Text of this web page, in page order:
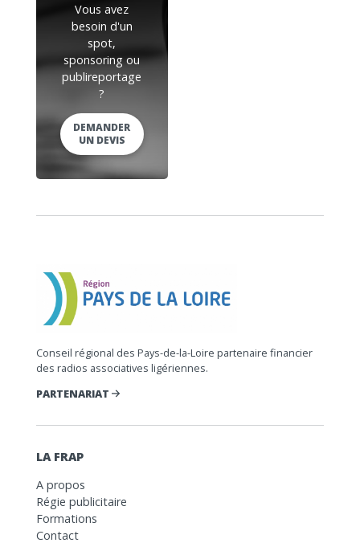
Vous avez
besoin d'un
spot,
sponsoring ou
publireportage
?
DEMANDER
UN DEVIS
Conseil régional des Pays-de-la-Loire partenaire financier
des radios associatives ligériennes.
PARTENARIAT
LA FRAP
A propos
Régie publicitaire
Formations
Contact